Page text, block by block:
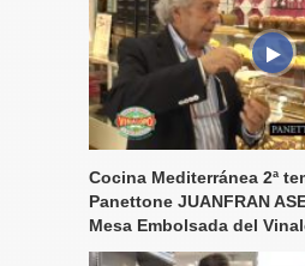
Cocina Mediterránea 2ª
Panettone JUANFRAN
Mesa Embolsada del